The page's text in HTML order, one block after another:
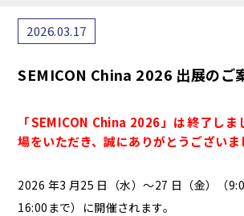
2026.03.17
SEMICON China 2026 出展のご
「SEMICON China 2026」は終了し
場をいただき、誠にありがとうございま
2026 年3 月25 日（水）～27 日（金）（
16:00まで）に開催されます。